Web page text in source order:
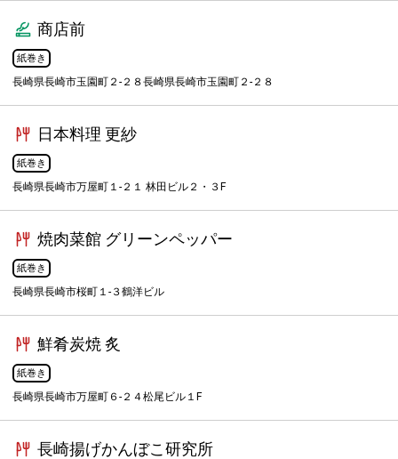
商店前
紙巻き
長崎県長崎市玉園町２-２８長崎県長崎市玉園町２-２８
日本料理 更紗
紙巻き
長崎県長崎市万屋町１-２１ 林田ビル２・３F
焼肉菜館 グリーンペッパー
紙巻き
長崎県長崎市桜町１-３鶴洋ビル
鮮肴炭焼 炙
紙巻き
長崎県長崎市万屋町６-２４松尾ビル１F
長崎揚げかんぼこ研究所